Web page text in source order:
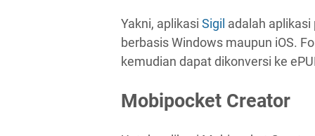
Yakni, aplikasi Sigil adalah
berbasis Windows maupun iOS.
kemudian dapat dikonversi ke
Mobipocket Creator